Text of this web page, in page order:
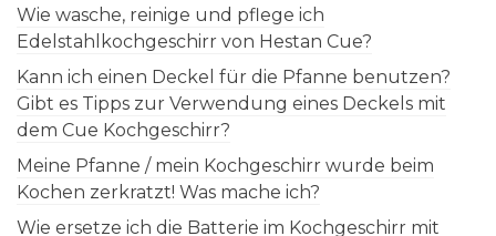
Wie wasche, reinige und pflege ich
Edelstahlkochgeschirr von Hestan Cue?
Kann ich einen Deckel für die Pfanne benutzen?
Gibt es Tipps zur Verwendung eines Deckels mit
dem Cue Kochgeschirr?
Meine Pfanne / mein Kochgeschirr wurde beim
Kochen zerkratzt! Was mache ich?
Wie ersetze ich die Batterie im Kochgeschirr mit